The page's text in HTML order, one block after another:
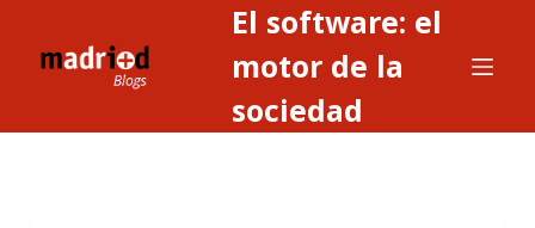
El software: el
motor de la
sociedad